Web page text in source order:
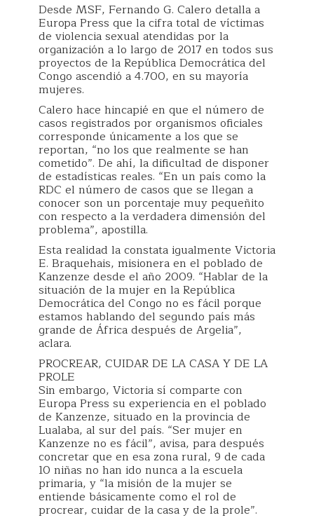
Desde MSF, Fernando G. Calero detalla a
Europa Press que la cifra total de víctimas
de violencia sexual atendidas por la
organización a lo largo de 2017 en todos sus
proyectos de la República Democrática del
Congo ascendió a 4.700, en su mayoría
mujeres.
Calero hace hincapié en que el número de
casos registrados por organismos oficiales
corresponde únicamente a los que se
reportan, “no los que realmente se han
cometido”. De ahí, la dificultad de disponer
de estadísticas reales. “En un país como la
RDC el número de casos que se llegan a
conocer son un porcentaje muy pequeñito
con respecto a la verdadera dimensión del
problema”, apostilla.
Esta realidad la constata igualmente Victoria
E. Braquehais, misionera en el poblado de
Kanzenze desde el año 2009. “Hablar de la
situación de la mujer en la República
Democrática del Congo no es fácil porque
estamos hablando del segundo país más
grande de África después de Argelia”,
aclara.
PROCREAR, CUIDAR DE LA CASA Y DE LA
PROLE
Sin embargo, Victoria sí comparte con
Europa Press su experiencia en el poblado
de Kanzenze, situado en la provincia de
Lualaba, al sur del país. “Ser mujer en
Kanzenze no es fácil”, avisa, para después
concretar que en esa zona rural, 9 de cada
10 niñas no han ido nunca a la escuela
primaria, y “la misión de la mujer se
entiende básicamente como el rol de
procrear, cuidar de la casa y de la prole”.